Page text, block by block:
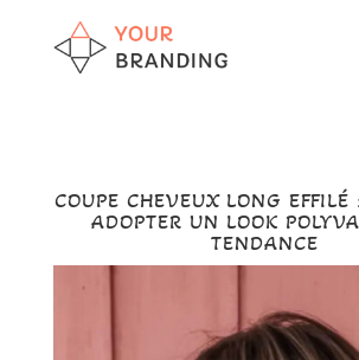
COUPE CHEVEUX LONG
ADOPTER UN LOOK
TENDANCE